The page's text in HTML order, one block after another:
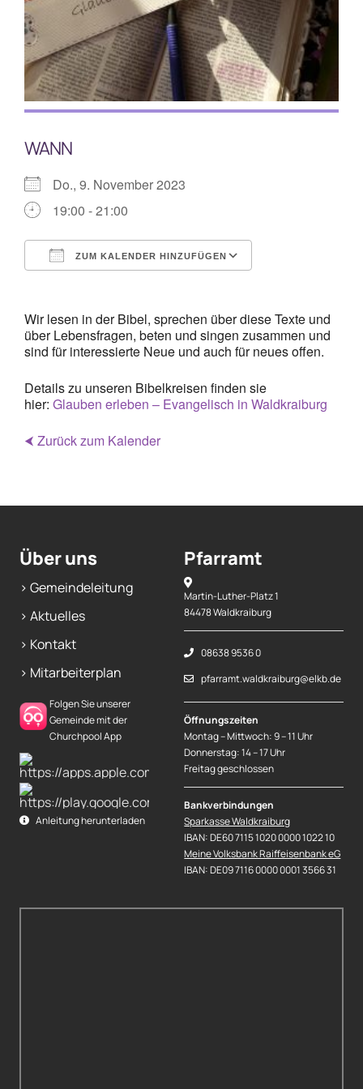
Mitarbeiterplan
Kontakt
WANN
Do., 9. November 2023
19:00 - 21:00
ZUM KALENDER HINZUFÜGEN
Wir lesen in der Bibel, sprechen über diese Texte und
über Lebensfragen, beten und singen zusammen und
sind für interessierte Neue und auch für neues offen.
Details zu unseren Bibelkreisen finden sie
hier: Glauben erleben – Evangelisch in Waldkraiburg
⮜ Zurück zum Kalender
Über uns
> Gemeindeleitung
> Aktuelles
> Kontakt
> Mitarbeiterplan
Folgen Sie unserer
Gemeinde mit der
Churchpool App
Anleitung herunterladen
Pfarramt
Martin-Luther-Platz 1
84478 Waldkraiburg
08638 9536 0
pfarramt.waldkraiburg@elkb.de
Öffnungszeiten
Montag – Mittwoch: 9 – 11 Uhr
Donnerstag: 14 – 17 Uhr
Freitag geschlossen
Bankverbindungen
Sparkasse Waldkraiburg
IBAN: DE60 7115 1020 0000 1022 10
Meine Volksbank Raiffeisenbank eG
IBAN: DE09 7116 0000 0001 3566 31